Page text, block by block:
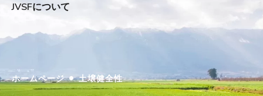
JVSFについて
ホームページ•土壌健全性